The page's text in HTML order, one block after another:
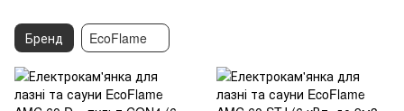
Бренд EcoFlame